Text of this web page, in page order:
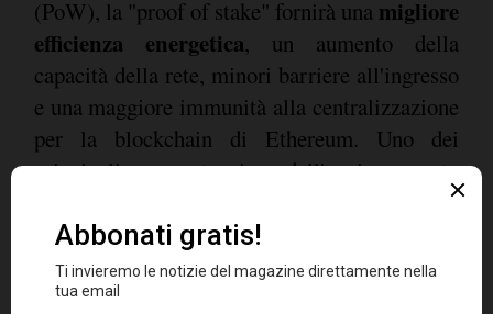
(PoW), la "proof of stake" fornirà una migliore
efficienza energetica, un aumento della
capacità della rete, minori barriere all'ingresso
e una maggiore immunità alla centralizzazione
per la blockchain di Ethereum. Uno dei
principali svantaggi dell'aggiornamento
proposto è che il mining di Ethereum non sarà
più redditizio e, di conseguenza, i miner
incentrati su Ethereum dovranno passare a
pascoli più verdi.